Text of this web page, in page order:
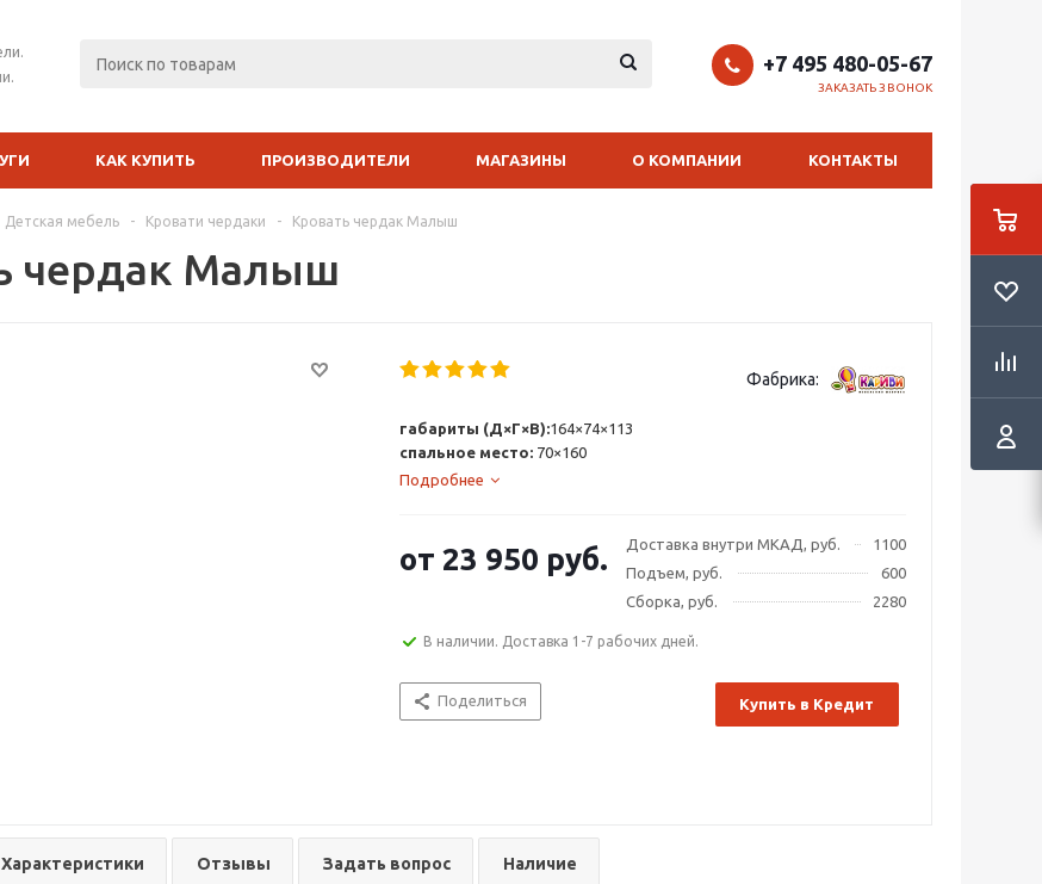
+7 495 480-05-67
ЗАКАЗАТЬ ЗВОНОК
КАК КУПИТЬ ПРОИЗВОДИТЕЛИ МАГАЗИНЫ О КОМПАНИИ КОНТАКТЫ
Детская мебель - Кровати чердаки - Кровать чердак Малыш
чердак Малыш
Фабрика:
габариты (Д×Г×В):164×74×113
спальное место: 70×160
Подробнее
Доставка внутри МКАД, руб.
1100
Подъем, руб.
600
Сборка, руб.
2280
от 23 950 руб.
В наличии. Доставка 1-7 рабочих дней.
Поделиться Купить в Кредит
Характеристики Отзывы Задать вопрос Наличие